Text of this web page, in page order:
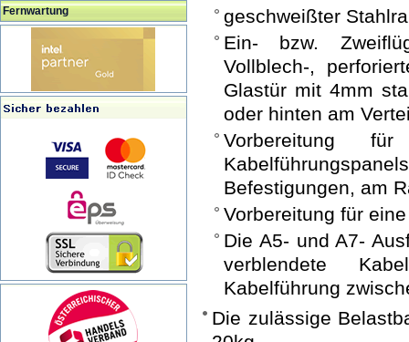
Fernwartung
geschweißter
Ein- bzw.
Vollblech-,
Glastür mit 4mm
oder hinten am
Vorbereitung
Befestigungen, am
Vorbereitung für
Die A5- und A7-
verblendete
Kabelführung
Die zulässige